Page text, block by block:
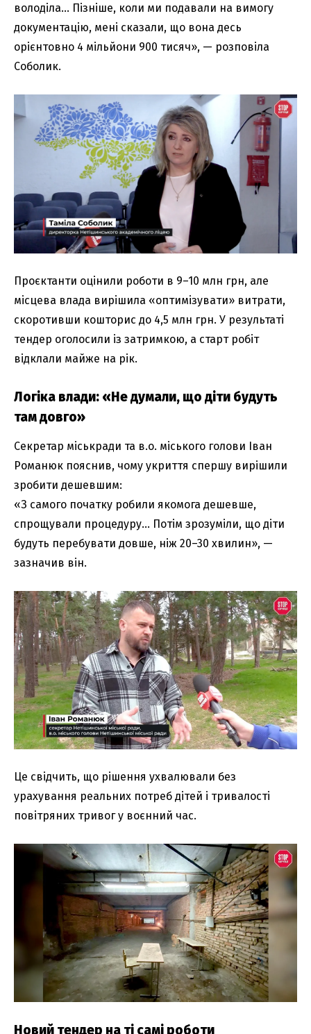
володіла… Пізніше, коли ми подавали на вимогу
документацію, мені сказали, що вона десь
орієнтовно 4 мільйони 900 тисяч», — розповіла
Соболик.
Проєктанти оцінили роботи в 9–10 млн грн, але
місцева влада вирішила «оптимізувати» витрати,
скоротивши кошторис до 4,5 млн грн. У результаті
тендер оголосили із затримкою, а старт робіт
відклали майже на рік.
Логіка влади: «Не думали, що діти будуть
там довго»
Секретар міськради та в.о. міського голови Іван
Романюк пояснив, чому укриття спершу вирішили
зробити дешевшим:
«З самого початку робили якомога дешевше,
спрощували процедуру… Потім зрозуміли, що діти
будуть перебувати довше, ніж 20–30 хвилин», —
зазначив він.
Це свідчить, що рішення ухвалювали без
урахування реальних потреб дітей і тривалості
повітряних тривог у воєнний час.
Новий тендер на ті самі роботи